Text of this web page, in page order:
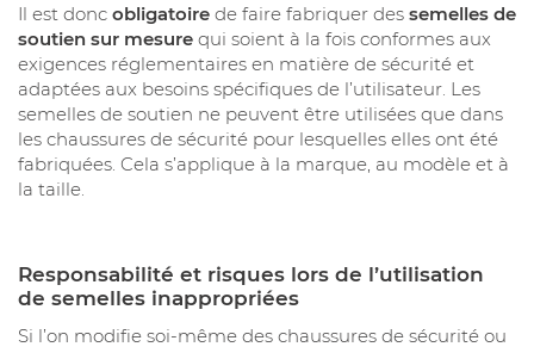
Il est donc obligatoire de faire fabriquer des semelles de
soutien sur mesure qui soient à la fois conformes aux
exigences réglementaires en matière de sécurité et
adaptées aux besoins spécifiques de l’utilisateur. Les
semelles de soutien ne peuvent être utilisées que dans
les chaussures de sécurité pour lesquelles elles ont été
fabriquées. Cela s’applique à la marque, au modèle et à
la taille.
Responsabilité et risques lors de l’utilisation
de semelles inappropriées
Si l’on modifie soi-même des chaussures de sécurité ou